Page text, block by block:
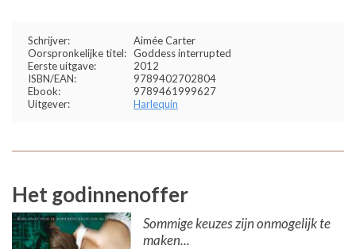
Schrijver:
Aimée Carter
Oorspronkelijke titel: Goddess interrupted
Eerste uitgave:
2012
ISBN/EAN:
9789402702804
Ebook:
9789461999627
Uitgever:
Harlequin
Het godinnenoffer
Sommige keuzes zijn onmogelijk te
maken...